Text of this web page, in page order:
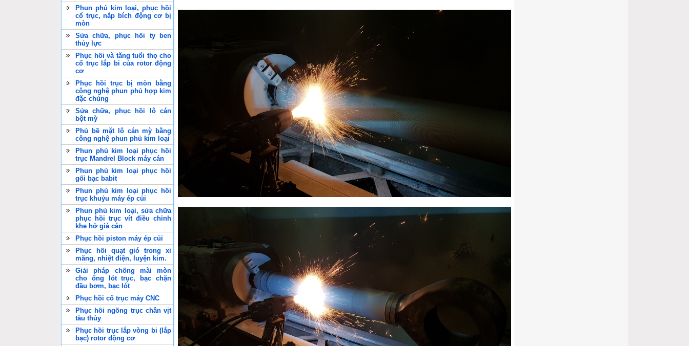
Phun phủ kim loại, phục hồi
cổ trục, nắp bích động cơ bị
mòn
Sửa chữa, phục hồi ty ben
thủy lực
Phục hồi và tăng tuổi thọ cho
cổ trục lắp bi của rotor động
cơ
Phục hồi trục bị mòn bằng
công nghệ phun phủ hợp kim
đặc chủng
Sửa chữa, phục hồi lô cán
bột mỳ
Phủ bề mặt lô cán mỳ bằng
công nghệ phun phủ kim loại
Phun phủ kim loại phục hồi
trục Mandrel Block máy cán
Phun phủ kim loại phục hồi
gối bạc babit
Phun phủ kim loại phục hồi
trục khuỷu máy ép củi
Phun phủ kim loại, sửa chữa
phục hồi trục vít điều chỉnh
khe hở giá cán
Phục hồi piston máy ép củi
Phục hồi quạt gió trong xi
măng, nhiệt điện, luyện kim.
Giải pháp chống mài mòn
cho ống lót trục, bạc chặn
đầu bơm, bạc lót
Phục hồi cổ trục máy CNC
Phục hồi ngõng trục chân vịt
tàu thủy
Phục hồi trục lắp vòng bi (lắp
bạc) rotor động cơ